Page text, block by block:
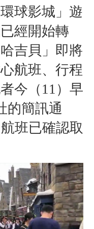
球影城」遊
經開始轉
吉貝」即將
航班、行程
今（11）早
的簡訊通
班已確認取